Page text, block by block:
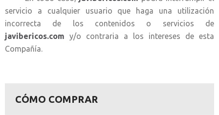
servicio a cualquier usuario que haga una utilización
incorrecta de los contenidos o servicios de
javibericos.com y/o contraria a los intereses de esta
Compañía.
CÓMO COMPRAR